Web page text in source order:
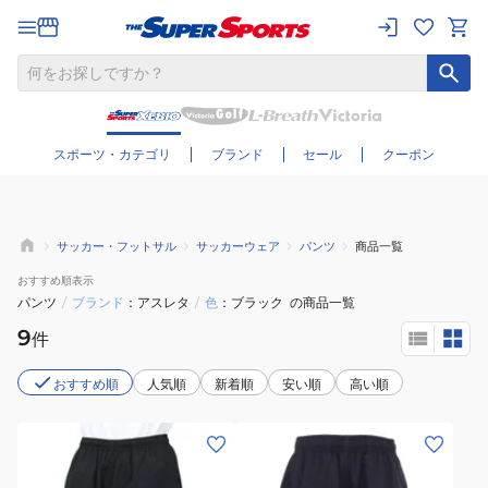
スポーツ・カテゴリ ブランド セール クーポン
さらに絞り込む
サッカー・フットサル サッカーウェア パンツ 商品一覧
おすすめ順表示
パンツ / ブランド アスレタ / 色 ブラック の商品一覧
9件
おすすめ順 人気順 新着順 安い順 高い順